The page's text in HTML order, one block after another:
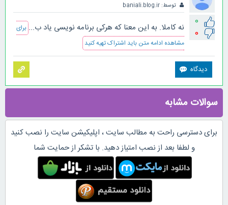
0
0
توسط: baniali.blog.ir
نه کاملا. به این معنا که هرکی برنامه نویسی یاد ب... برای
مشاهده ادامه متن باید اشتراک تهیه کنید
سوالات مشابه
برای دسترسی راحت به مطالب سایت ، اپلیکیشن سایت را نصب کنید
و لطفا بعد از نصب امتیاز دهید. با تشکر از حمایت شما